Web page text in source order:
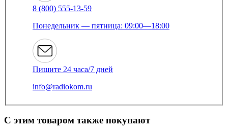
8 (800) 555-13-59
Понедельник — пятница: 09:00—18:00
Пишите 24 часа/7 дней
info@radiokom.ru
С этим товаром также покупают